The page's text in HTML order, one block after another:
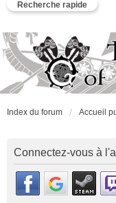
Recherche rapide
Index du forum Accueil
Connectez-vous à